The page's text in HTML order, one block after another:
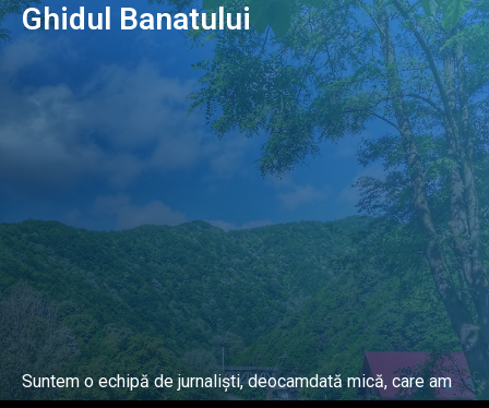
Ghidul Banatului
Suntem o echipă de jurnaliști, deocamdată mică, care am